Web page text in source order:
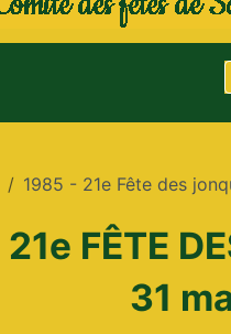
1985 - 21e Fête des
21e FÊTE
31